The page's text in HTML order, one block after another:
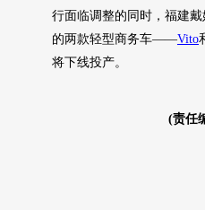
行面临调整的同时，福建
的两款轻型商务车——Vito
将下线投产。
(责任